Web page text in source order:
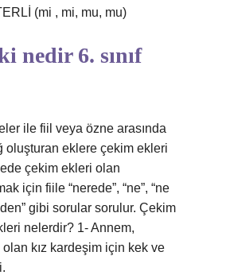
(mi , mi, mu, mu)
nedir 6. sınıf
ile fiil veya özne arasında
oluşturan eklere çekim ekleri
çekim ekleri olan
için fiile “nerede”, “ne”, “ne
gibi sorular sorulur. Çekim
nelerdir? 1- Annem,
kız kardeşim için kek ve